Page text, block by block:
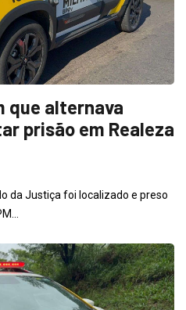
que alternava
prisão em Realeza
da Justiça foi localizado e preso